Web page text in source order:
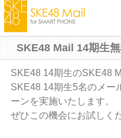
SKE48 Mail 14期生
SKE48 14期生のSKE48
SKE48 14期生5名のメー
ーンを実施いたします。
ぜひこの機会にお試しく